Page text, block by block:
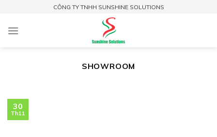
content
CÔNG TY TNHH SUNSHINE SOLUTIONS
SHOWROOM
30
Th11